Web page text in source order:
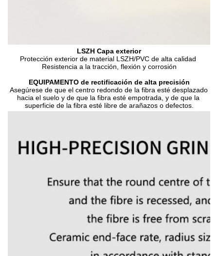
LSZH Capa exterior
Protección exterior de material LSZH/PVC de alta calidad
Resistencia a la tracción, flexión y corrosión
EQUIPAMENTO de rectificación de alta precisión
Asegúrese de que el centro redondo de la fibra esté desplazado
hacia el suelo y de que la fibra esté empotrada, y de que la
superficie de la fibra esté libre de arañazos o defectos.